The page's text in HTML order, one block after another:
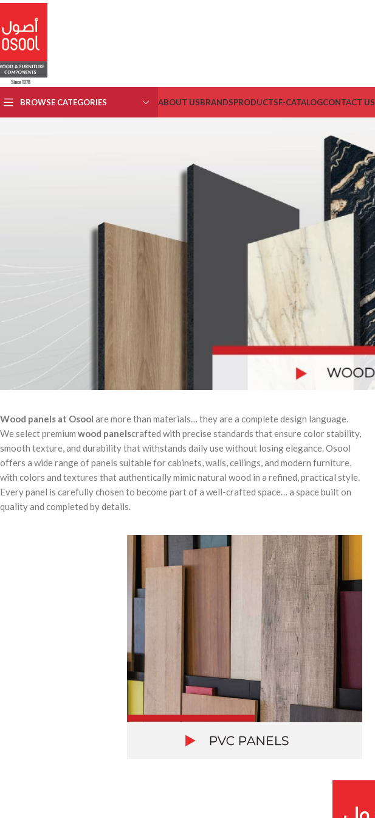
BROWSE CATEGORIES ABOUT USBRANDSPRODUCTSE-CATALOGCONTACT US
Wood panels at Osool are more than materials… they are a complete design language.
We select premium wood panelscrafted with precise standards that ensure color stability,
smooth texture, and durability that withstands daily use without losing elegance. Osool
offers a wide range of panels suitable for cabinets, walls, ceilings, and modern furniture,
with colors and textures that authentically mimic natural wood in a refined, practical style.
Every panel is carefully chosen to become part of a well-crafted space… a space built on
quality and completed by details.